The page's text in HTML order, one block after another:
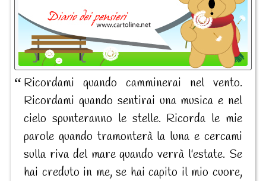
Ricordami quando camminerai nel vento.
Ricordami quando sentirai una musica e nel
cielo spunteranno le stelle. Ricorda le mie
parole quando tramonterà la luna e cercami
sulla riva del mare quando verrà l'estate. Se
hai creduto in me, se hai capito il mio cuore,